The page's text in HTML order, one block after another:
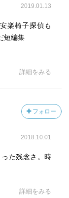
2019.01.13
楽椅子探偵も
短編集
詳細をみる
フォロー
2018.10.01
た残念さ。時
詳細をみる